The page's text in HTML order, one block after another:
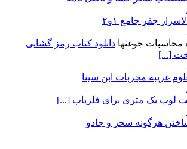
جفر جامع ۱و۲
دانلود کتاب رمز گشایی
[...]
غریبه مجربات ابن سینا
لوپ یک متری برای فلزیاب [...]
هرگونه سحر و جادو